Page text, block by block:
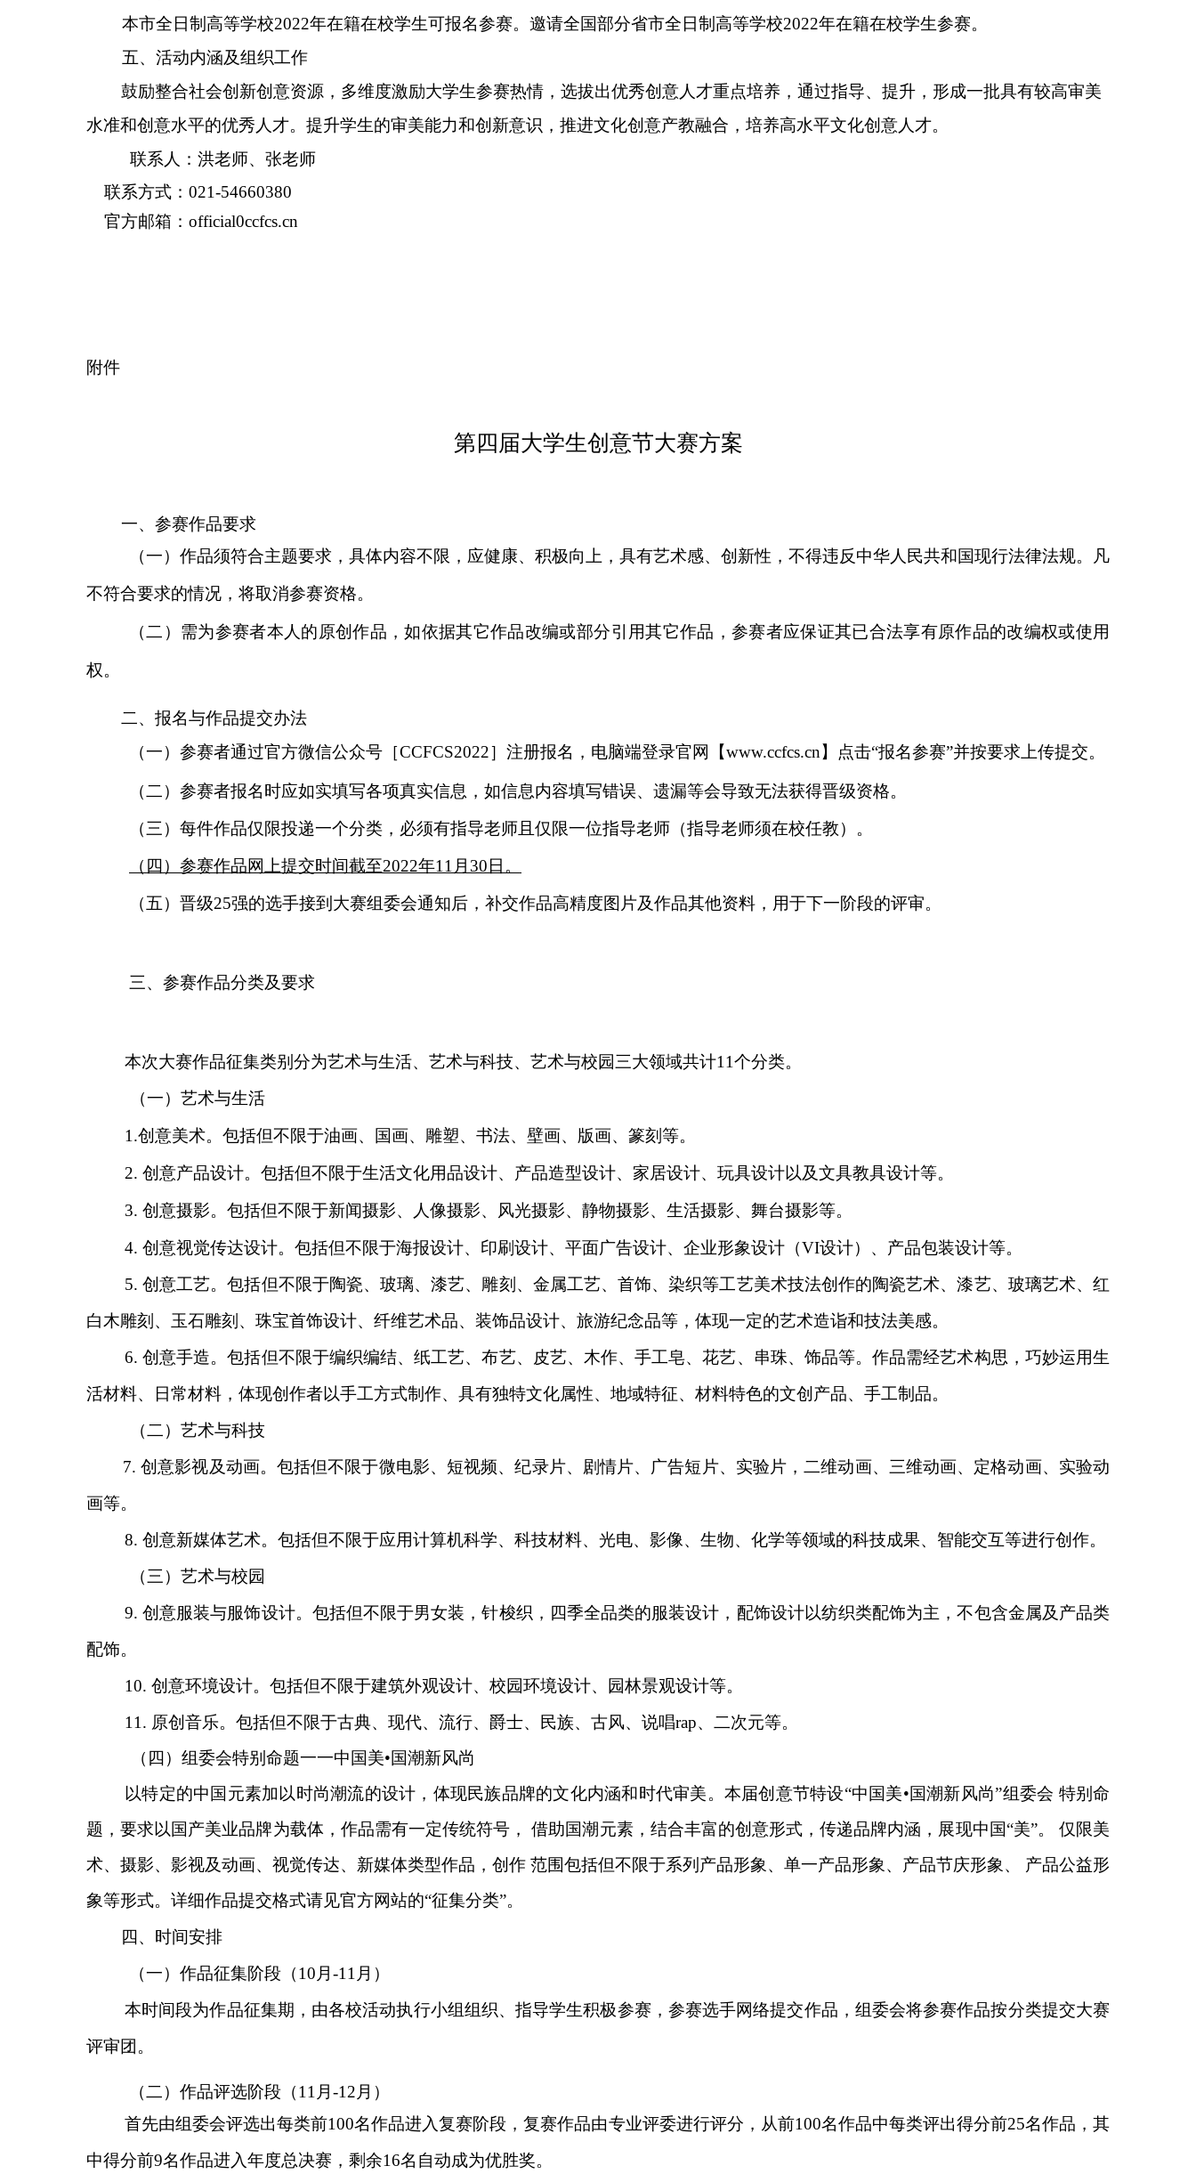
本市全日制高等学校2022年在籍在校学生可报名参赛。邀请全国部分省市全日制高等学校2022年在籍在校学生参赛。
五、 活动内涵及组织工作
鼓励整合社会创新创意资源，多维度激励大学生参赛热情，选拔出优秀创意人才重点培养，通过指导、提升，形成一批具有较高审美
水准和创意水平的优秀人才。提升学生的审美能力和创新意识，推进文化创意产教融合，培养高水平文化创意人才。
联系人：洪老师、张老师
联系方式： 021-54660380
官方邮箱： official0ccfcs.cn
附件
第四届大学生创意节大赛方案
一、 参赛作品要求
（一）作品须符合主题要求，具体内容不限，应健康、积极向 上，具有艺术感、创新性，不得违反中华人民共和国现行法律法规。
凡
不符合要求的情况，将取消参赛资格。
（二）需为参赛者本人的原创作品，如依据其它作品改编或部分引用其它作品，参赛者应保证其已合法享有原作品的改编权或使用
权。
二、 报名与作品提交办法
（一）参赛者通过官方微信公众号 ［CCFCS2022］ 注册报名，电脑端登录官网 【www.ccfcs.cn】 点击“报名参赛”并按要求上传提交。
（二）参赛者报名时应如实填写各项真实信息，如信息内容填写错误、遗漏等会导致无法获得晋级资格。
（三）每件作品仅限投递一个分类，必须有指导老师且仅限一位指导老师（指导老师须在校任教）。
（ 四）参赛作品网上提交时间截至2022年11 月 30 日。
（五）晋级25强的选手接到大赛组委会通知后，补交作品高精度图片及作品其他资料，用于下一阶段的评审。
三、参赛作品分类及要求
本次大赛作品征集类别分为艺术与生活、艺术与科技、艺术与校园三大领域共计11个分类。
（一） 艺术与生活
1 .创意美术。包括但不限于油画、国画、雕塑、书法、壁画、 版画、篆刻等。
2. 创意产品设计。包括但不限于生活文化用品设计、产品造型设计、家居设计、玩具设计以及文具教具设计等。
3. 创意摄影。包括但不限于新闻摄影、人像摄影、风光摄影、 静物摄影、生活摄影、舞台摄影等。
4. 创意视觉传达设计。包括但不限于海报设计、印刷设计、平面广告设计、企业形象设计（VI设计）、产品包装设计等。
5. 创意工艺。包括但不限于陶瓷、玻璃、漆艺、雕刻、金属工艺、首饰、染织等工艺美术技法创作的陶瓷艺术、漆艺、玻璃艺术、红
白木雕刻、玉石雕刻、珠宝首饰设计、纤维艺术品、装饰品设计、 旅游纪念品等，体现一定的艺术造诣和技法美感。
6. 创意手造。包括但不限于编织编结、纸工艺、布艺、皮艺、 木作、手工皂、花艺、串珠、饰品等。作品需经艺术构思，巧妙运用生
活材料、日常材料，体现创作者以手工方式制作、具有独特文化属性、地域特征、材料特色的文创产品、手工制品。
（二）艺术与科技
7. 创意影视及动画。包括但不限于微电影、短视频、纪录片、剧情片、广告短片、实验片，二维动画、三维动画、定格动画、实验动
画等。
8. 创意新媒体艺术。包括但不限于应用计算机科学、科技材料、 光电、影像、生物、化学等领域的科技成果、智能交互等进行创作。
（三）艺术与校园
9. 创意服装与服饰设计。包括但不限于男女装，针梭织，四季全品类的服装设计，配饰设计以纺织类配饰为主，不包含金属及产品类
配饰。
10. 创意环境设计。包括但不限于建筑外观设计、校园环境设计、
园林景观设计等。
11. 原创音乐。包括但不限于古典、现代、流行、爵士、民族、 古风、说唱rap、 二次元等。
（ 四）组委会特别命题一一中国美•国潮新风尚
以特定的中国元素加以时尚潮流的设计，体现民族品牌的文化内涵和时代审美。本届创意节特设“中 国美•国潮新风尚”组委会 特别命
题，要求以国产美业品牌为载体，作品需有一定传统符号， 借助国潮元素，结合丰富的创意形式，传递品牌内涵，展现中国“美”。 仅限美
术、摄影、影视及动画、视觉传达、新媒体类型作品，创作 范围包括但不限于系列产品形象、单一产品形象、产品节庆形象、 产品公益形
象等形式。详细作品提交格式请见官方网站的“征集分类”。
四 、
时间安排
（一）作品征集阶段（10 月 -1 1 月）
本时间段为作品征集期， 由各校活动执行小组组织、指导学生积极参赛，参赛选手网络提交作品，组委会将参赛作品按分类提交大赛
评审团。
（二）作品评选阶段（11 月 -12 月）
首先由组委会评选出每类前100名作品进入复赛阶段，复赛作品由专业评委进行评分，从前100名作品中每类评出得分前25名作品，其
中得分前9名作品进入年度总决赛，剩余16名自动成为优胜奖。